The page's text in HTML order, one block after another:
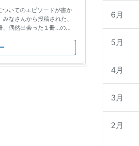
いてのエピソードが書か
なさんから投稿された、
、偶然出会った１冊…のエ
6月
5月
4月
3月
2月